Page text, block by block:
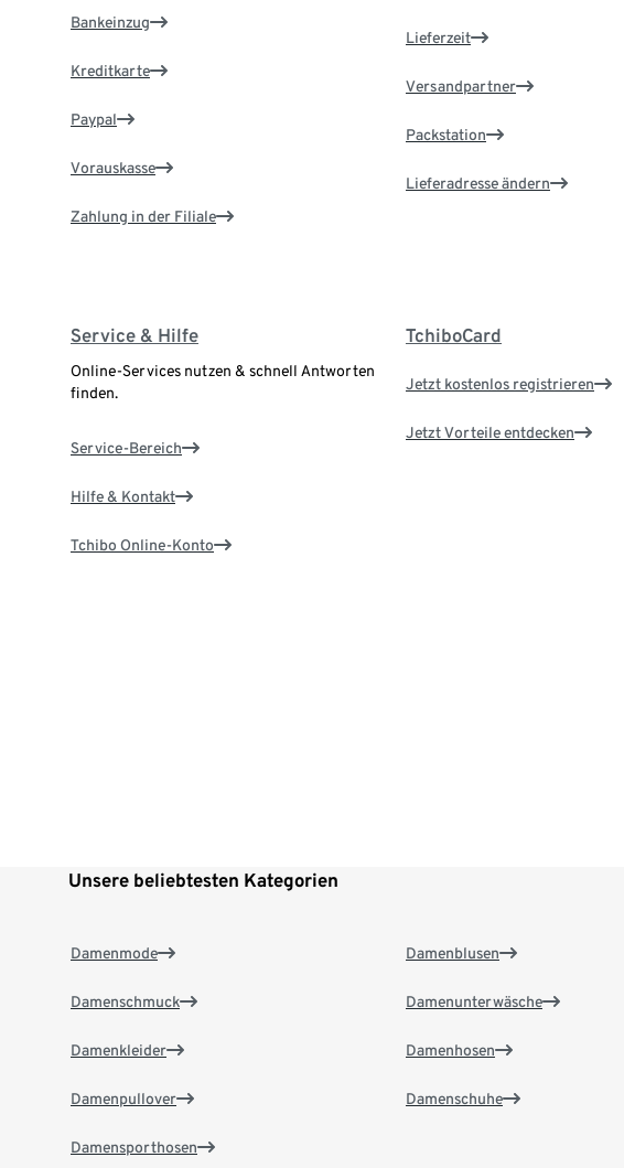
Bankeinzug
Kreditkarte
Paypal
Vorauskasse
Zahlung in der Filiale
Lieferzeit
Versandpartner
Packstation
Lieferadresse ändern
Service & Hilfe
Online-Services nutzen & schnell Antworten
finden.
Service-Bereich
Hilfe & Kontakt
Tchibo Online-Konto
TchiboCard
Jetzt kostenlos registrieren
Jetzt Vorteile entdecken
Unsere beliebtesten Kategorien
Damenmode
Damenschmuck
Damenkleider
Damenpullover
Damensporthosen
Damenblusen
Damenunterwäsche
Damenhosen
Damenschuhe